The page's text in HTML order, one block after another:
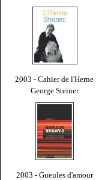
2003 - Cahier de l'Herne
George Steiner
2003 - Gueules d'amour